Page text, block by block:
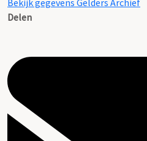
Bekijk gegevens Gelders Archief
Delen